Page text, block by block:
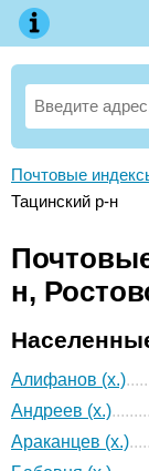
Почтовые
Тацинский р-н
н,
Алифанов (х.)
Андреев (х.)
Араканцев (х.)